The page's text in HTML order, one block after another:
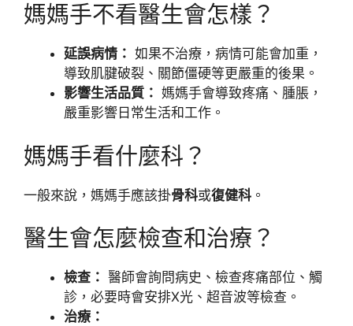
媽媽手不看醫生會怎樣？
延誤病情： 如果不治療，病情可能會加重，
導致肌腱破裂、關節僵硬等更嚴重的後果。
影響生活品質： 媽媽手會導致疼痛、腫脹，
嚴重影響日常生活和工作。
媽媽手看什麼科？
一般來說，媽媽手應該掛骨科或復健科 。
醫生會怎麼檢查和治療？
檢查： 醫師會詢問病史、檢查疼痛部位、觸
診，必要時會安排X光、超音波等檢查。
治療：